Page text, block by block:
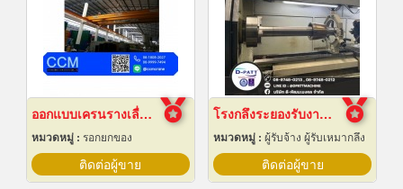
ออกแบบเครนรางเลื่อนไฟฟ้า
หมวดหมู่ : รอกยกของ
ติดต่อผู้ขาย
โรงกลึงระยองรับงานผลิตด่วน
หมวดหมู่ : ผู้รับจ้าง ผู้รับเหมากลึง
ติดต่อผู้ขาย